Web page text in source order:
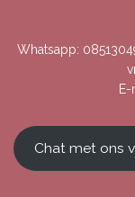
Whatsapp:
E-
Chat met ons